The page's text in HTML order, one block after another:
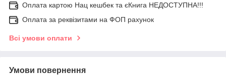
Оплата картою Нац кешбек та єКнига НЕДОСТУПНА!!!
Оплата за реквізитами на ФОП рахунок
Всі умови оплати
Умови повернення